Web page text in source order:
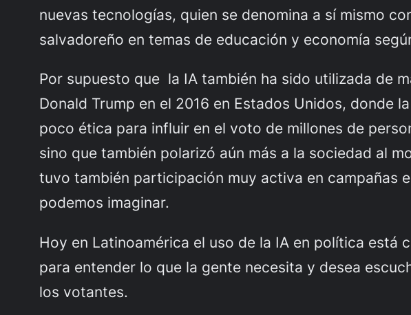
nuevas tecnologías, quien se denomina a sí mismo
salvadoreño en temas de educación y economía
Por supuesto que la IA también ha sido utilizada de
Donald Trump en el 2016 en Estados Unidos, donde
poco ética para influir en el voto de millones de
sino que también polarizó aún más a la sociedad al
tuvo también participación muy activa en campañas
podemos imaginar.
Hoy en Latinoamérica el uso de la IA en política
para entender lo que la gente necesita y desea
los votantes.